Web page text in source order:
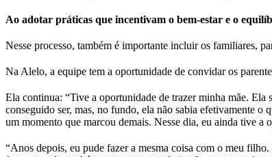
Ao adotar práticas que incentivam o bem-estar e o
Nesse processo, também é importante incluir os familiares,
Na Alelo, a equipe tem a oportunidade de convidar os
Ela continua: “Tive a oportunidade de trazer minha mãe. Ela
conseguido ser, mas, no fundo, ela não sabia efetivamente
um momento que marcou demais. Nesse dia, eu ainda tive a
“Anos depois, eu pude fazer a mesma coisa com o meu